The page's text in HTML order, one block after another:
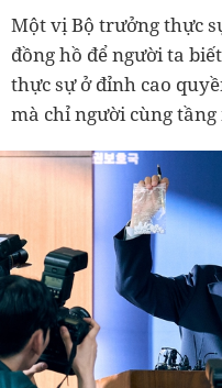
Một vị Bộ trưởng thực
đồng hồ để người ta
thực sự ở đỉnh cao
mà chỉ người cùng